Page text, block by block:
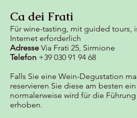
Ca dei Frati
Für wine-tasting, mit guided tours,
Internet erforderlich
Adresse Via Frati 25, Sirmione
Telefon +39 030 91 94 68
Falls Sie eine Wein-Degustation
reservieren Sie diese am besten
normalerweise wird für die
erhoben.